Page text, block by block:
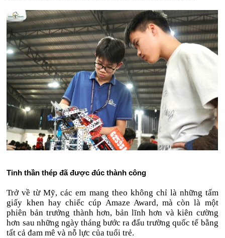
Tinh thần thép đã được đúc thành công
Trở về từ Mỹ, các em mang theo không chỉ là những tấm
giấy khen hay chiếc cúp Amaze Award, mà còn là một
phiên bản trưởng thành hơn, bản lĩnh hơn và kiên cường
hơn sau những ngày tháng bước ra đấu trường quốc tế bằng
tất cả đam mê và nỗ lực của tuổi trẻ.